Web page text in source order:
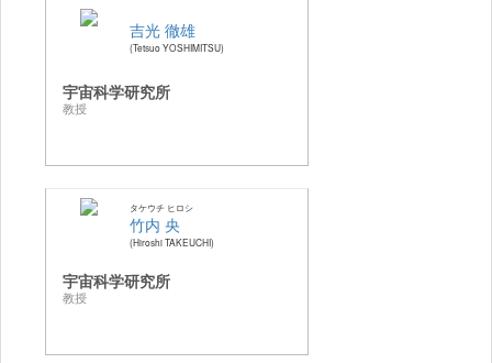
吉光 徹雄
Tetsuo YOSHIMITSU
宇宙科学研究所
教授
タケウチ ヒロシ
竹内 央
Hiroshi TAKEUCHI
宇宙科学研究所
教授